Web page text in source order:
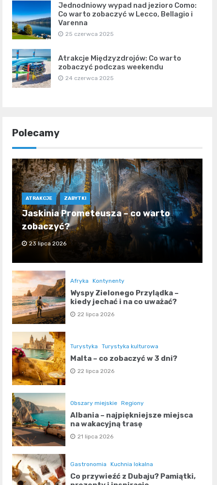
Jednodniowy wypad nad jezioro Como:
Co warto zobaczyć w Lecco, Bellagio i
Varenna
25 czerwca 2025
Atrakcje Międzyzdrojów: Co warto
zobaczyć podczas weekendu
24 czerwca 2025
Polecamy
ATRAKCJE ZABYTKI
Jaskinia Prometeusza – co warto
zobaczyć?
23 lipca 2026
Afryka Kontynenty
Wyspy Zielonego Przylądka –
kiedy jechać i na co uważać?
22 lipca 2026
Turystyka Turystyka kulturowa
Malta – co zobaczyć w 3 dni?
22 lipca 2026
Obszary miejskie Regiony
Albania – najpiękniejsze miejsca
na wakacyjną trasę
21 lipca 2026
Gastronomia Kuchnia lokalna
Co przywieźć z Dubaju? Pamiątki,